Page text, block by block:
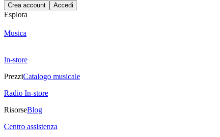
Crea account Accedi
Esplora
Musica
In-store
PrezziCatalogo musicale
Radio In-store
RisorseBlog
Centro assistenza